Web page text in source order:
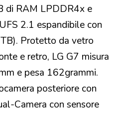
di RAM LPDDR4x e
2.1 espandibile con
Protetto da vetro
e retro, LG G7 misura
e pesa 162grammi.
posteriore con
Camera con sensore